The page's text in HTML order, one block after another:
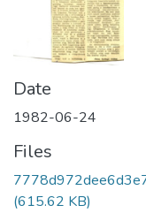
Date
1982-06-24
Files
(615.62 KB)